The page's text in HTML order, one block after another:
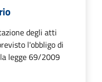
degli atti
l'obbligo di
legge 69/2009